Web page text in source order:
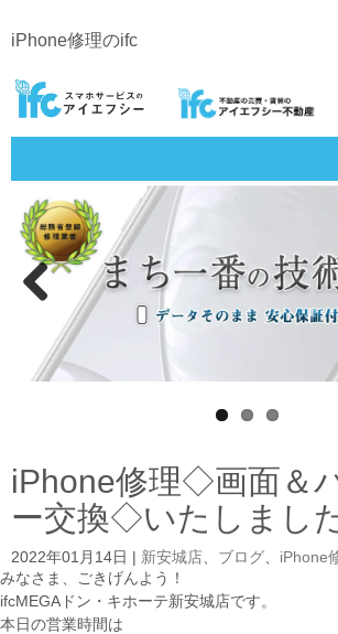
iPhone修理のifc
iPhone修理◇画面＆
ー交換◇いたしまし
2022年01月14日 新安城店 ブログ
iPhone
みなさま、ごきげんよう！
ifcMEGAドン・キホーテ新安城店です。
本日の営業時間は